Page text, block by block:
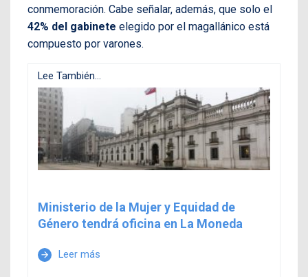
conmemoración. Cabe señalar, además, que solo el
42% del gabinete elegido por el magallánico está
compuesto por varones.
Lee También...
Ministerio de la Mujer y Equidad de
Género tendrá oficina en La Moneda
arrow_forward Leer más